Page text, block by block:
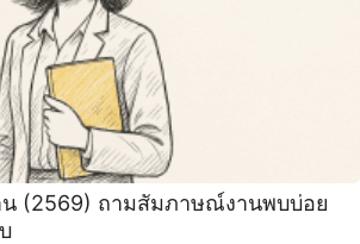
(2569) ถามสัมภาษณ์งานพบบ่อย